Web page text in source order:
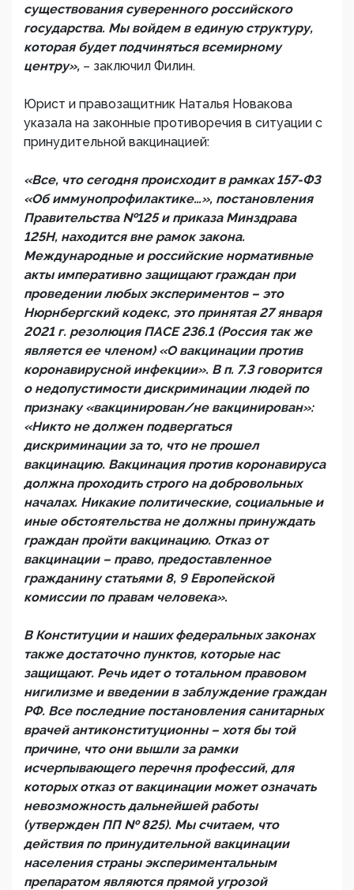
существования суверенного российского
государства. Мы войдем в единую структуру,
которая будет подчиняться всемирному
центру», – заключил Филин.
Юрист и правозащитник Наталья Новакова
указала на законные противоречия в ситуации с
принудительной вакцинацией:
«Все, что сегодня происходит в рамках 157-ФЗ
«Об иммунопрофилактике…», постановления
Правительства №125 и приказа Минздрава
125Н, находится вне рамок закона.
Международные и российские нормативные
акты императивно защищают граждан при
проведении любых экспериментов – это
Нюрнбергский кодекс, это принятая 27 января
2021 г. резолюция ПАСЕ 236.1 (Россия так же
является ее членом) «О вакцинации против
коронавирусной инфекции». В п. 7.3 говорится
о недопустимости дискриминации людей по
признаку «вакцинирован/не вакцинирован»:
«Никто не должен подвергаться
дискриминации за то, что не прошел
вакцинацию. Вакцинация против коронавируса
должна проходить строго на добровольных
началах. Никакие политические, социальные и
иные обстоятельства не должны принуждать
граждан пройти вакцинацию. Отказ от
вакцинации – право, предоставленное
гражданину статьями 8, 9 Европейской
комиссии по правам человека».
В Конституции и наших федеральных законах
также достаточно пунктов, которые нас
защищают. Речь идет о тотальном правовом
нигилизме и введении в заблуждение граждан
РФ. Все последние постановления санитарных
врачей антиконституционны – хотя бы той
причине, что они вышли за рамки
исчерпывающего перечня профессий, для
которых отказ от вакцинации может означать
невозможность дальнейшей работы
(утвержден ПП № 825). Мы считаем, что
действия по принудительной вакцинации
населения страны экспериментальным
препаратом являются прямой угрозой